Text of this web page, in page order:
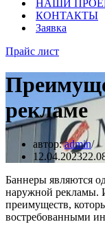
НАШИ
КОНТАКТЫ
Заявка
Прайс лист
рекламе
автор:admin
12.04.2023
Баннеры являются
наружной рекламы.
преимуществ,
востребованными